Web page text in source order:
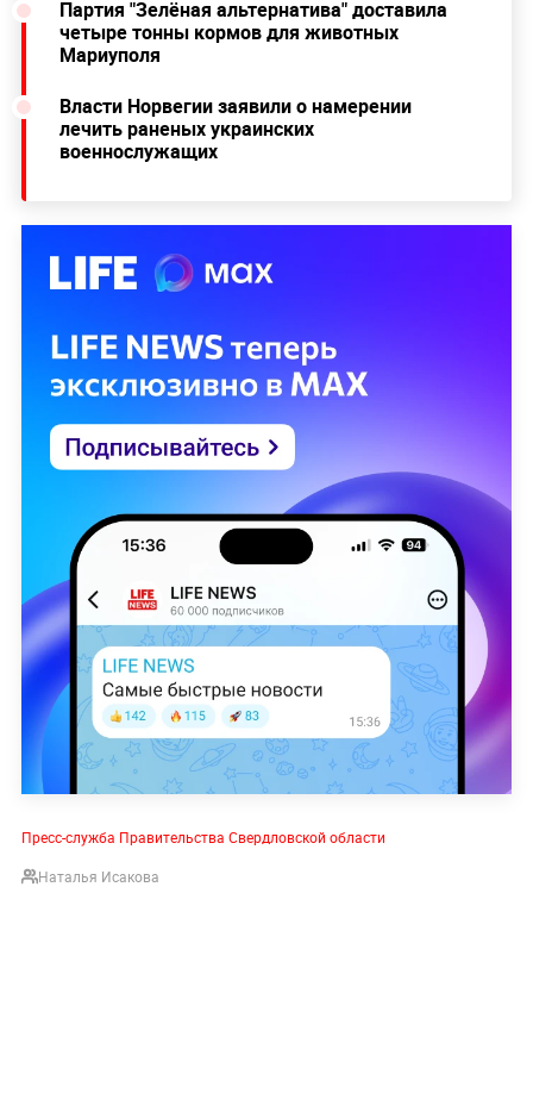
Партия "Зелёная альтернатива" доставила
четыре тонны кормов для животных
Мариуполя
Власти Норвегии заявили о намерении
лечить раненых украинских
военнослужащих
Пресс-служба Правительства Свердловской области
Наталья Исакова